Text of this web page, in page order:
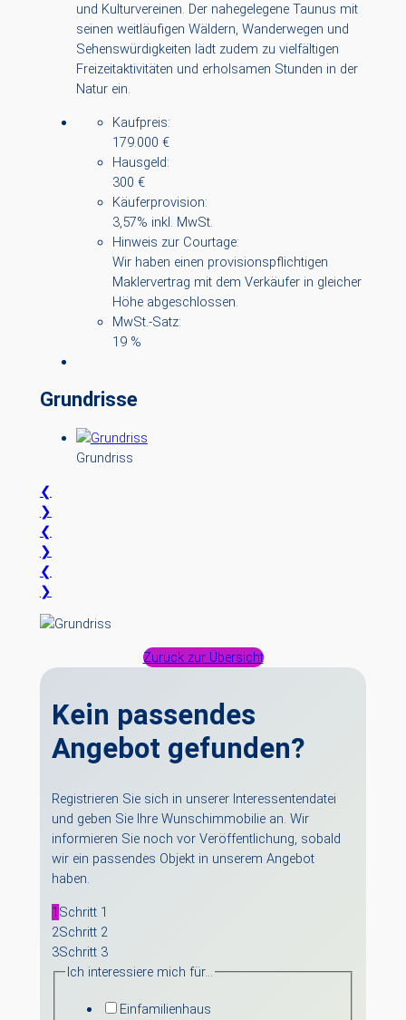
und Kulturvereinen. Der nahegelegene Taunus mit
seinen weitläufigen Wäldern, Wanderwegen und
Sehenswürdigkeiten lädt zudem zu vielfältigen
Freizeitaktivitäten und erholsamen Stunden in der
Natur ein.
Kaufpreis:
179.000 €
Hausgeld:
300 €
Käuferprovision:
3,57% inkl. MwSt.
Hinweis zur Courtage:
Wir haben einen provisionspflichtigen
Maklervertrag mit dem Verkäufer in gleicher
Höhe abgeschlossen.
MwSt.-Satz:
19 %
Grundrisse
Grundriss
❮
❯
❮
❯
❮
❯
Zurück zur Übersicht
Kein passendes
Angebot gefunden?
Registrieren Sie sich in unserer Interessentendatei
und geben Sie Ihre Wunschimmobilie an. Wir
informieren Sie noch vor Veröffentlichung, sobald
wir ein passendes Objekt in unserem Angebot
haben.
1 Schritt 1
2Schritt 2
3Schritt 3
Ich interessiere mich für…
Einfamilienhaus